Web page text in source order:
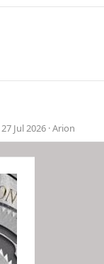
27 Jul 2026 Arion